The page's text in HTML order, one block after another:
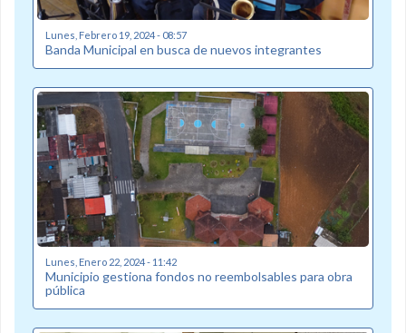
Lunes, Febrero 19, 2024 - 08:57
Banda Municipal en busca de nuevos integrantes
Lunes, Enero 22, 2024 - 11:42
Municipio gestiona fondos no reembolsables para obra
pública